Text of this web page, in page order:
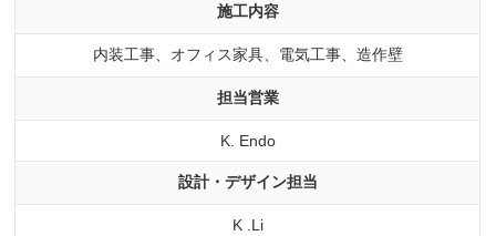
施工内容
内装工事、オフィス家具、電気工事、造作壁
担当営業
K. Endo
設計・デザイン担当
K .Li